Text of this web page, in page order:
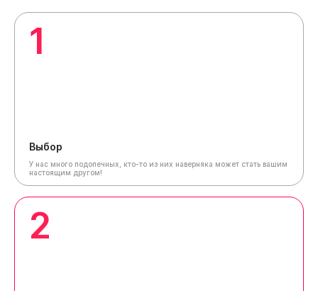
1
Выбор
У нас много подопечных, кто-то из них наверняка может стать вашим
настоящим другом!
2